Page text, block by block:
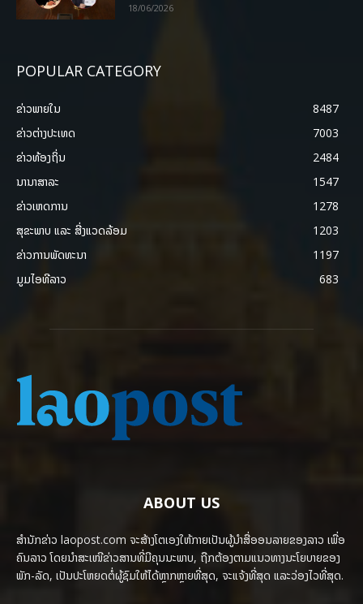
18/06/2026
POPULAR CATEGORY
ຂ່າວພາຍ​ໃນ
8487
ຂ່າວຕ່າງປະເທດ
7003
ຂ່າວທ້ອງຖິ່ນ
2484
ນານາສາລະ
1547
ຂ່າວເຫດການ
1278
ສຸຂະພາບ ແລະ ສີ່ງແວດລ້ອມ
1203
ຂ່າວການພັດທະນາ
1197
ມູມໄອທີລາວ
683
ABOUT US
ສຳນັກຂ່າວ laopost.com ຈະສ້າງໂຕເອງໃຫ້ກາຍເປັນຜູ້ນຳສື່ອອນລາຍຂອງລາວ ເພື່ອ
ຄົນລາວ ໂດຍນຳສະເໜີຂ່າວສານທີ່ມີຄຸນນະພາບ, ຖືກຕ້ອງຕາມແນວທາງນະໂຍບາຍຂອງ
ພັກ-ລັດ, ເປັນປະໂຫຍດຕໍ່ຜູ້ຊົມໃຫ້ໄດ້ຫຼາກຫຼາຍທີ່ສຸດ, ຈະແຈ້ງທີ່ສຸດ ແລະວ່ອງໄວທີ່ສຸດ.